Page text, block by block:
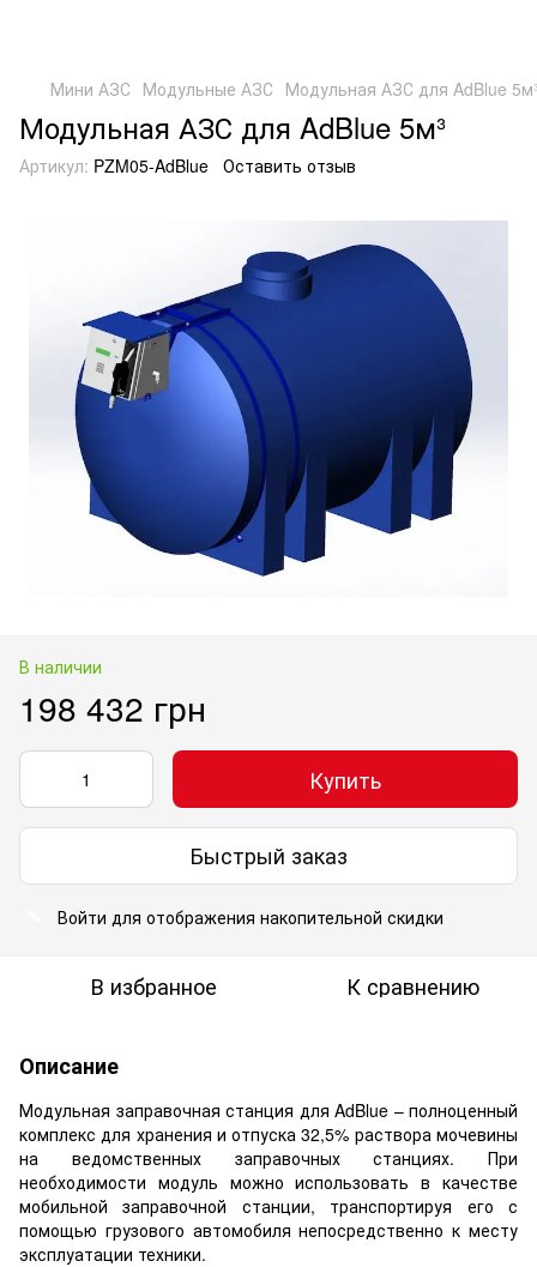
Мини АЗС Модульные АЗС Модульная АЗС для AdBlue
Модульная АЗС для AdBlue 5м³
Артикул: PZM05-AdBlue Оставить отзыв
В наличии
198 432 грн
Купить
Быстрый заказ
Войти для отображения накопительной скидки
В избранное К сравнению
Описание
Модульная заправочная станция для AdBlue – полноценный
комплекс для хранения и отпуска 32,5% раствора мочевины
на ведомственных заправочных станциях. При
необходимости модуль можно использовать в качестве
мобильной заправочной станции, транспортируя его с
помощью грузового автомобиля непосредственно к месту
эксплуатации техники.